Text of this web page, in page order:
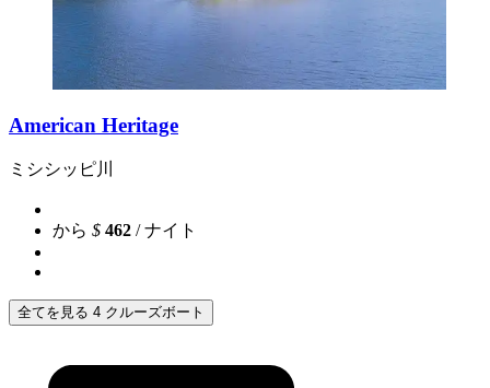
American Heritage
ミシシッピ川
から $ 462 / ナイト
全てを見る 4 クルーズボート